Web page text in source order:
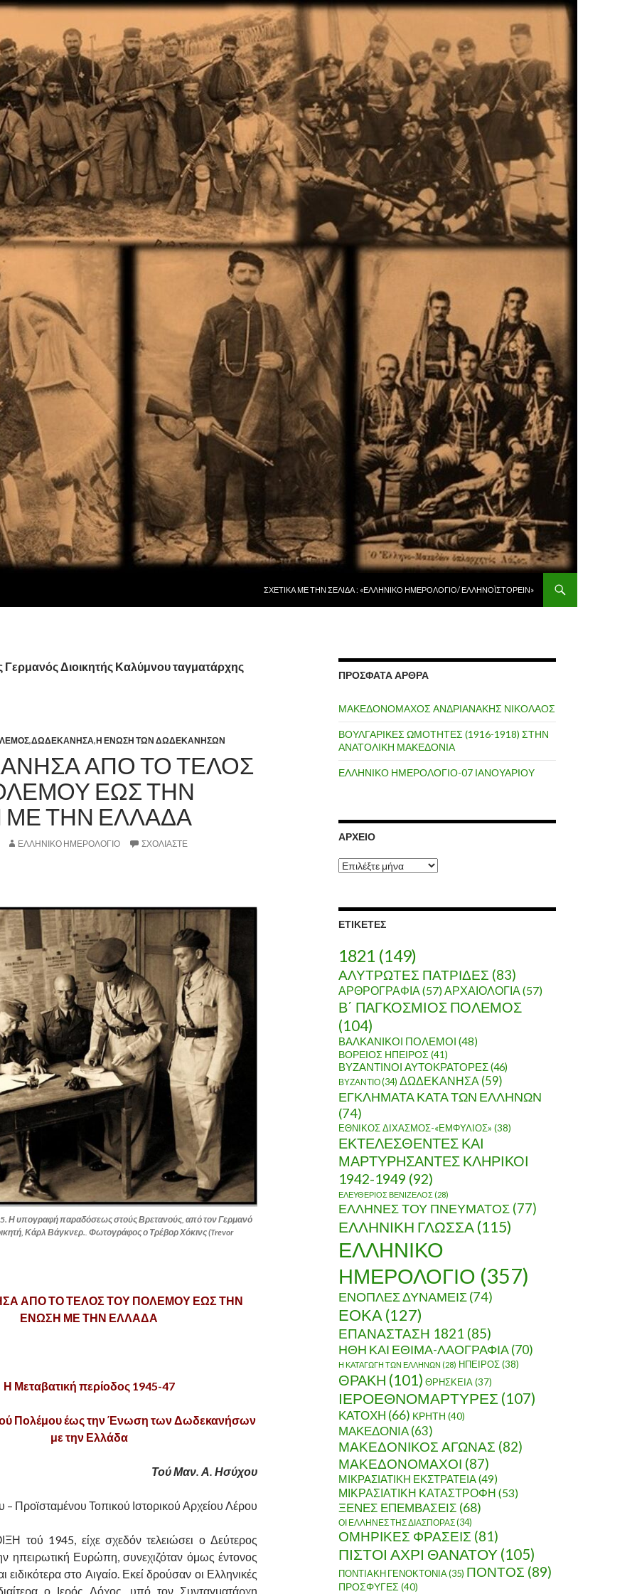
ΣΧΕΤΙΚᾺ ΜῈ ΤῊΝ ΣΕΛΊΔΑ : «ἙΛΛΗΝΙΚῸ ἩΜΕΡΟΛΌΓΙΟ/ ἙΛΛΗΝΟΪΣΤΟΡΕΙ͂Ν»
Γερμανός Διοικητής Καλύμνου ταγματάρχης
,ΔΩΔΕΚΑΝΗΣΑ,Η ΕΝΩΣΗ ΤΩΝ ΔΩΔΕΚΑΝΗΣΩΝ
ΑΠΟ ΤΟ ΤΕΛΟΣ
ΕΩΣ ΤΗΝ
ΤΗΝ ΕΛΛΑΔΑ
ΕΛΛΗΝΙΚΟ ΗΜΕΡΟΛΟΓΙΟ ΣΧΟΛΙΆΣΤΕ
Η υπογραφή παραδόσεως στούς Βρετανούς, από τον Γερμανό
Κάρλ Βάγκνερ.. Φωτογράφος ο Τρέβορ Χόκινς (Trevor
ΑΠΟ ΤΟ ΤΕΛΟΣ ΤΟΥ ΠΟΛΕΜΟΥ ΕΩΣ ΤΗΝ
ΕΝΩΣΗ ΜΕ ΤΗΝ ΕΛΛΑΔΑ
Η Μεταβατική περίοδος 1945-47
Πολέμου έως την Ένωση των Δωδεκανήσων
με την Ελλάδα
Τού Μαν. Α. Ησύχου
– Προϊσταμένου Τοπικού Ιστορικού Αρχείου Λέρου
τού 1945, είχε σχεδόν τελειώσει ο Δεύτερος
ηπειρωτική Ευρώπη, συνεχιζόταν όμως έντονος
ειδικότερα στο Αιγαίο. Εκεί δρούσαν οι Ελληνικές
ο Ιερός Λόχος, υπό τον Συνταγματάρχη
ΠΡΌΣΦΑΤΑ ΆΡΘΡΑ
ΜΑΚΕΔΟΝΟΜΑΧΟΣ ΑΝΔΡΙΑΝΑΚΗΣ ΝΙΚΟΛΑΟΣ
ΒΟΥΛΓΑΡΙΚΕΣ ΩΜΟΤΗΤΕΣ (1916-1918) ΣΤΗΝ
ΑΝΑΤΟΛΙΚΗ ΜΑΚΕΔΟΝΙΑ
ΕΛΛΗΝΙΚΟ ΗΜΕΡΟΛΟΓΙΟ-07 ΙΑΝΟΥΑΡΙΟΥ
ΑΡΧΕΊΟ
Α
ρ
ο
ΕΤΙΚΈΤΕΣ
1821 (149)
ΑΛΥΤΡΩΤΕΣ ΠΑΤΡΙΔΕΣ (83)
ΑΡΘΡΟΓΡΑΦΙΑ(57)ΑΡΧΑΙΟΛΟΓΙΑ(57)
Β΄ ΠΑΓΚΟΣΜΙΟΣ ΠΟΛΕΜΟΣ
(104)
ΒΑΛΚΑΝΙΚΟΙ ΠΟΛΕΜΟΙ (48)
ΒΟΡΕΙΟΣ ΗΠΕΙΡΟΣ (41)
ΒΥΖΑΝΤΙΝΟΙ ΑΥΤΟΚΡΑΤΟΡΕΣ(46)
ΒΥΖΑΝΤΙΟ(34) ΔΩΔΕΚΑΝΗΣΑ (59)
ΕΓΚΛΗΜΑΤΑ ΚΑΤΑ ΤΩΝ ΕΛΛΗΝΩΝ
(74)
ΕΘΝΙΚΟΣ ΔΙΧΑΣΜΟΣ-«ΕΜΦΥΛΙΟΣ» (38)
ΕΚΤΕΛΕΣΘΕΝΤΕΣ ΚΑΙ
ΜΑΡΤΥΡΗΣΑΝΤΕΣ ΚΛΗΡΙΚΟΙ
1942-1949 (92)
ΕΛΕΥΘΕΡΙΟΣ ΒΕΝΙΖΕΛΟΣ (28)
ΕΛΛΗΝΕΣ ΤΟΥ ΠΝΕΥΜΑΤΟΣ (77)
ΕΛΛΗΝΙΚΗ ΓΛΩΣΣΑ (115)
ΕΛΛΗΝΙΚΟ
ΗΜΕΡΟΛΟΓΙΟ (357)
ΕΝΟΠΛΕΣ ΔΥΝΑΜΕΙΣ(74)
ΕΟΚΑ (127)
ΕΠΑΝΑΣΤΑΣΗ 1821 (85)
ΗΘΗ ΚΑΙ ΕΘΙΜΑ-ΛΑΟΓΡΑΦΙΑ(70)
Η ΚΑΤΑΓΩΓΗ ΤΩΝ ΕΛΛΗΝΩΝ (28) ΗΠΕΙΡΟΣ(38)
ΘΡΑΚΗ (101) ΘΡΗΣΚΕΙΑ(37)
ΙΕΡΟΕΘΝΟΜΑΡΤΥΡΕΣ (107)
ΚΑΤΟΧΗ (66) ΚΡΗΤΗ (40)
ΜΑΚΕΔΟΝΙΑ(63)
ΜΑΚΕΔΟΝΙΚΟΣ ΑΓΩΝΑΣ (82)
ΜΑΚΕΔΟΝΟΜΑΧΟΙ (87)
ΜΙΚΡΑΣΙΑΤΙΚΗ ΕΚΣΤΡΑΤΕΙΑ(49)
ΜΙΚΡΑΣΙΑΤΙΚΗ ΚΑΤΑΣΤΡΟΦΗ (53)
ΞΕΝΕΣ ΕΠΕΜΒΑΣΕΙΣ (68)
ΟΙ ΕΛΛΗΝΕΣ ΤΗΣ ΔΙΑΣΠΟΡΑΣ(34)
ΟΜΗΡΙΚΕΣ ΦΡΑΣΕΙΣ (81)
ΠΙΣΤΟΙ ΑΧΡΙ ΘΑΝΑΤΟΥ (105)
ΠΟΝΤΙΑΚΗ ΓΕΝΟΚΤΟΝΙΑ(35) ΠΟΝΤΟΣ (89)
ΠΡΟΣΦΥΓΕΣ (40)